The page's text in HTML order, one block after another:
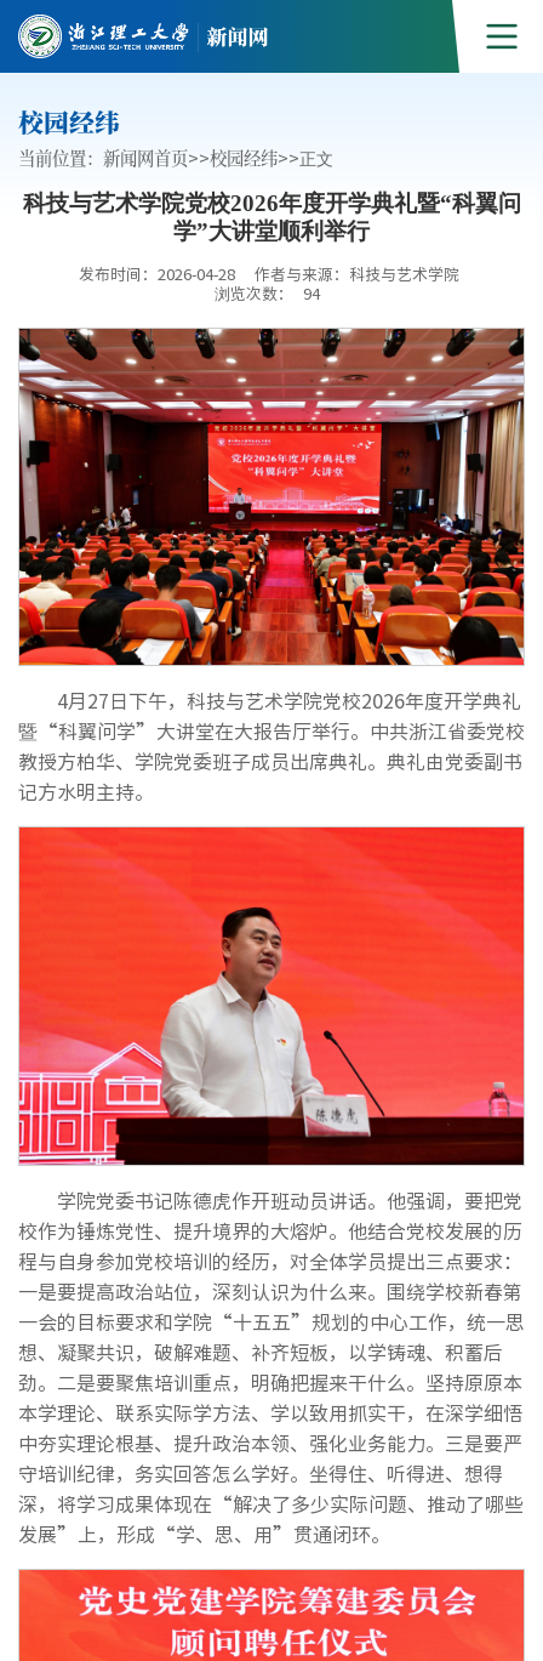
校园经纬
当前位置： 新闻网首页>>校园经纬>>正文
科技与艺术学院党校2026年度开学典礼暨“科翼问
学”大讲堂顺利举行
发布时间：2026-04-28
作者与来源：科技与艺术学院
浏览次数：
94
4月27日下午，科技与艺术学院党校2026年度开学典礼
暨“科翼问学”大讲堂在大报告厅举行。中共浙江省委党校
教授方柏华、学院党委班子成员出席典礼。典礼由党委副书
记方水明主持。
学院党委书记陈德虎作开班动员讲话。他强调，要把党
校作为锤炼党性、提升境界的大熔炉。他结合党校发展的历
程与自身参加党校培训的经历，对全体学员提出三点要求：
一是要提高政治站位，深刻认识为什么来。围绕学校新春第
一会的目标要求和学院“十五五”规划的中心工作，统一思
想、凝聚共识，破解难题、补齐短板，以学铸魂、积蓄后
劲。二是要聚焦培训重点，明确把握来干什么。坚持原原本
本学理论、联系实际学方法、学以致用抓实干，在深学细悟
中夯实理论根基、提升政治本领、强化业务能力。三是要严
守培训纪律，务实回答怎么学好。坐得住、听得进、想得
深，将学习成果体现在“解决了多少实际问题、推动了哪些
发展”上，形成“学、思、用”贯通闭环。